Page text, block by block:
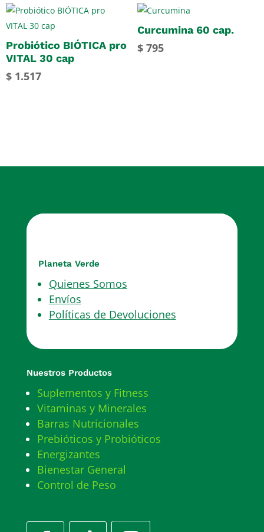
Probiótico BIÓTICA pro
VITAL 30 cap
$ 1.517
Curcumina 60 cap.
$795
Planeta Verde
Quienes Somos
Envíos
Políticas de Devoluciones
Nuestros Productos
Suplementos y Fitness
Vitaminas y Minerales
Barras Nutricionales
Prebióticos y Probióticos
Energizantes
Bienestar General
Control de Peso